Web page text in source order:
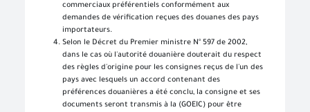
commerciaux préférentiels conformément aux
demandes de vérification reçues des douanes des pays
importateurs.
Selon le Décret du Premier ministre N° 597 de 2002,
dans le cas où l'autorité douanière douterait du respect
des règles d'origine pour les consignes reçus de l'un des
pays avec lesquels un accord contenant des
préférences douanières a été conclu, la consigne et ses
documents seront transmis à la (GOEIC) pour être